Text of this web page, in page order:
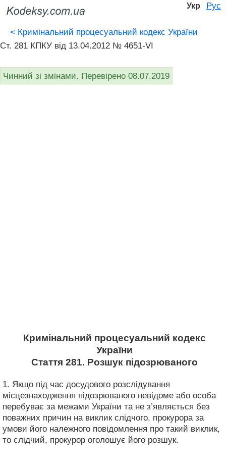
Укр Рус
< Кримінальний процесуальний кодекс України
Ст. 281 КПКУ від 13.04.2012 № 4651-VI
Чинний зі змінами. Перевірено 08.07.2019
Кримінальний процесуальний кодекс
України
Стаття 281. Розшук підозрюваного
1. Якщо під час досудового розслідування
місцезнаходження підозрюваного невідоме або особа
перебуває за межами України та не з’являється без
поважних причин на виклик слідчого, прокурора за
умови його належного повідомлення про такий виклик,
то слідчий, прокурор оголошує його розшук.